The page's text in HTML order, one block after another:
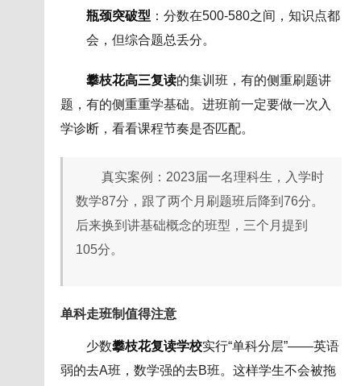
瓶颈突破型 ：分数在500-580之间，知识点都
会，但综合题总丢分。
攀枝花高三复读的集训班，有的侧重刷题讲
题，有的侧重重学基础。进班前一定要做一次入
学诊断，看看课程节奏是否匹配。
真实案例：2023届一名理科生，入学时
数学87分，跟了两个月刷题班后降到76分。
后来换到讲基础概念的班型，三个月提到
105分。
单科走班制值得注意
少数攀枝花复读学校实行“单科分层”——英语
弱的去A班，数学强的去B班。这样学生不会被拖